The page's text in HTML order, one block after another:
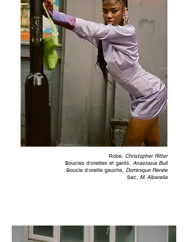
Robe, Christopher Ritter
Boucles d'oreilles et gants, Anastasia Bull
Boucle d'oreille gauche, Dominique Renée
Sac, M. Albarella